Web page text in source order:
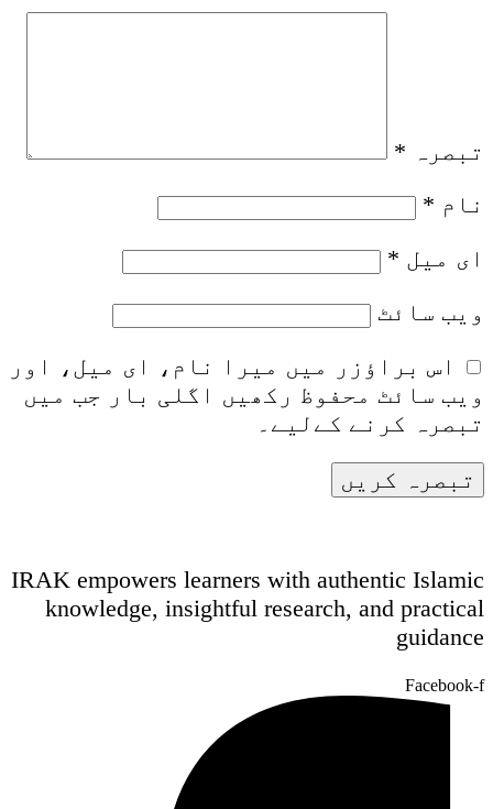
تبصرہ *
نام *
ای میل *
ویب‌ سائٹ
اس براؤزر میں میرا نام، ای میل، اور
ویب سائٹ محفوظ رکھیں اگلی بار جب میں
تبصرہ کرنے کےلیے۔
IRAK empowers learners with authentic Islamic
knowledge, insightful research, and practical
guidance
Facebook-f